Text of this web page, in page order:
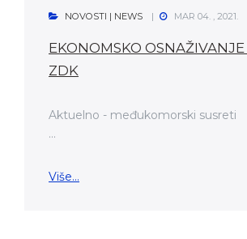
NOVOSTI | NEWS MAR 04. , 2021.
EKONOMSKO
ZDK
Aktuelno - međukomorski susreti
...
Više...